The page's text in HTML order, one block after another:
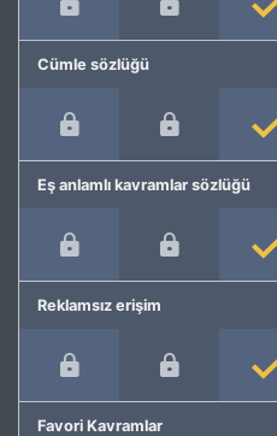
Cümle sözlüğü
Eş anlamlı kavramlar sözlüğü
Reklamsız erişim
Favori Kavramlar